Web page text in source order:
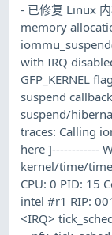
- 已修复 Linux
memory
with IRQ
GFP_KERNEL
suspend
suspend/
traces: Calling
here ]------------
kernel/time/
CPU: 0 PID: 15
intel #r1 RIP:
<IRQ>